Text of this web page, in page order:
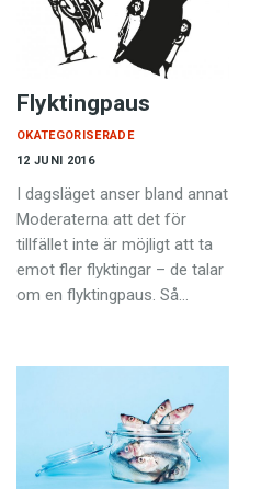
Flyktingpaus
12 JUNI 2016
OKATEGORISERADE
I dagsläget anser bland annat
Moderaterna att det för
tillfället inte är möjligt att ta
emot fler flyktingar – de talar
om en flyktingpaus. Så…